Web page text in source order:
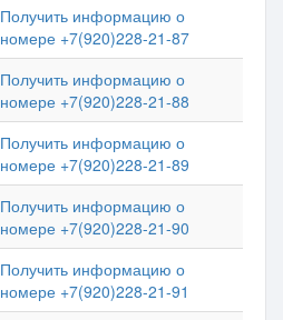
Получить информацию о
номере +7(920)228-21-87
Получить информацию о
номере +7(920)228-21-88
Получить информацию о
номере +7(920)228-21-89
Получить информацию о
номере +7(920)228-21-90
Получить информацию о
номере +7(920)228-21-91